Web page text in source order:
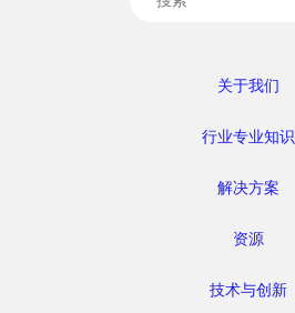
关于我们
行业专业知识
解决方案
资源
技术与创新